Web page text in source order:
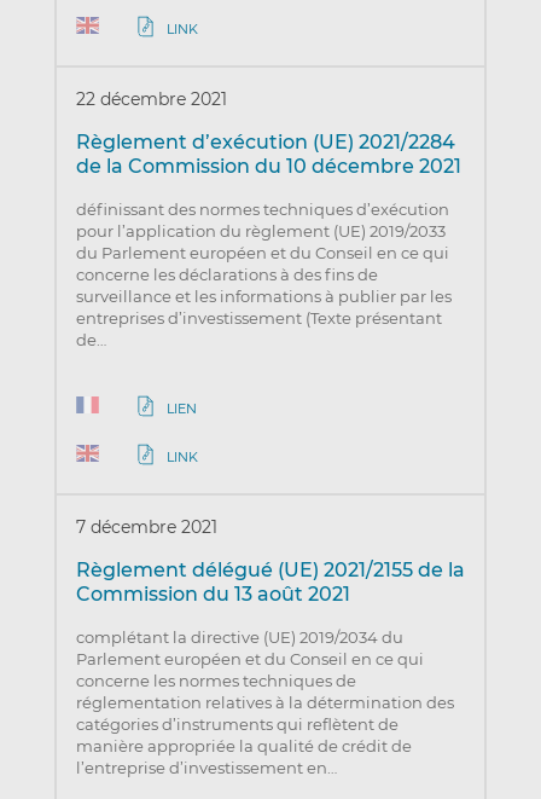
LINK
22 décembre 2021
Règlement d’exécution (UE) 2021/2284
de la Commission du 10 décembre 2021
définissant des normes techniques d’exécution
pour l’application du règlement (UE) 2019/2033
du Parlement européen et du Conseil en ce qui
concerne les déclarations à des fins de
surveillance et les informations à publier par les
entreprises d’investissement (Texte présentant
de…
LIEN
LINK
7 décembre 2021
Règlement délégué (UE) 2021/2155 de la
Commission du 13 août 2021
complétant la directive (UE) 2019/2034 du
Parlement européen et du Conseil en ce qui
concerne les normes techniques de
réglementation relatives à la détermination des
catégories d’instruments qui reflètent de
manière appropriée la qualité de crédit de
l’entreprise d’investissement en…